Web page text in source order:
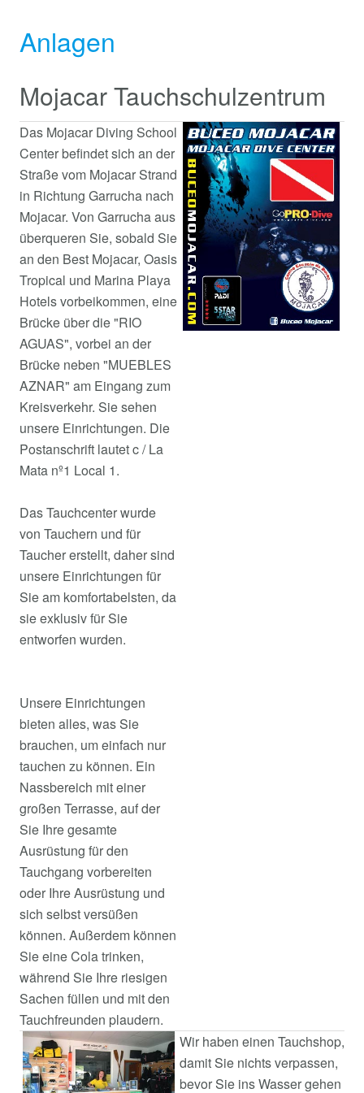
Anlagen
Mojacar Tauchschulzentrum
Das Mojacar Diving School
Center befindet sich an der
Straße vom Mojacar Strand
in Richtung Garrucha nach
Mojacar. Von Garrucha aus
überqueren Sie, sobald Sie
an den Best Mojacar, Oasis
Tropical und Marina Playa
Hotels vorbeikommen, eine
Brücke über die "RIO
AGUAS", vorbei an der
Brücke neben "MUEBLES
AZNAR" am Eingang zum
Kreisverkehr. Sie sehen
unsere Einrichtungen. Die
Postanschrift lautet c / La
Mata nº1 Local 1.
Das Tauchcenter wurde
von Tauchern und für
Taucher erstellt, daher sind
unsere Einrichtungen für
Sie am komfortabelsten, da
sie exklusiv für Sie
entworfen wurden.
Unsere Einrichtungen
bieten alles, was Sie
brauchen, um einfach nur
tauchen zu können. Ein
Nassbereich mit einer
großen Terrasse, auf der
Sie Ihre gesamte
Ausrüstung für den
Tauchgang vorbereiten
oder Ihre Ausrüstung und
sich selbst versüßen
können. Außerdem können
Sie eine Cola trinken,
während Sie Ihre riesigen
Sachen füllen und mit den
Tauchfreunden plaudern.
Wir haben einen Tauchshop,
damit Sie nichts verpassen,
bevor Sie ins Wasser gehen